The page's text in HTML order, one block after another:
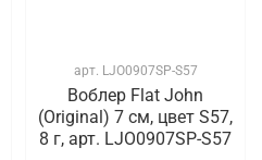
арт. LJO0907SP-S57
Воблер Flat John
(Original) 7 см, цвет S57,
8 г, арт. LJO0907SP-S57